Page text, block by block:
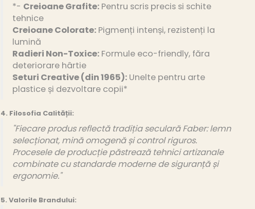
*- Creioane Grafite:Pentru scris precis si schite
tehnice
Creioane Colorate:Pigmenți intenși, rezistenți la
lumină
Radieri Non-Toxice:Formule eco-friendly, făra
deteriorare hârtie
Seturi Creative (din 1965):Unelte pentru arte
plastice și dezvoltare copii*
4. Filosofia Calității:
"Fiecare produs reflectă tradiția seculară Faber: lemn
selecționat, mină omogenă și control riguros.
Procesele de producție păstrează tehnici artizanale
combinate cu standarde moderne de siguranță și
ergonomie."
5. Valorile Brandului: